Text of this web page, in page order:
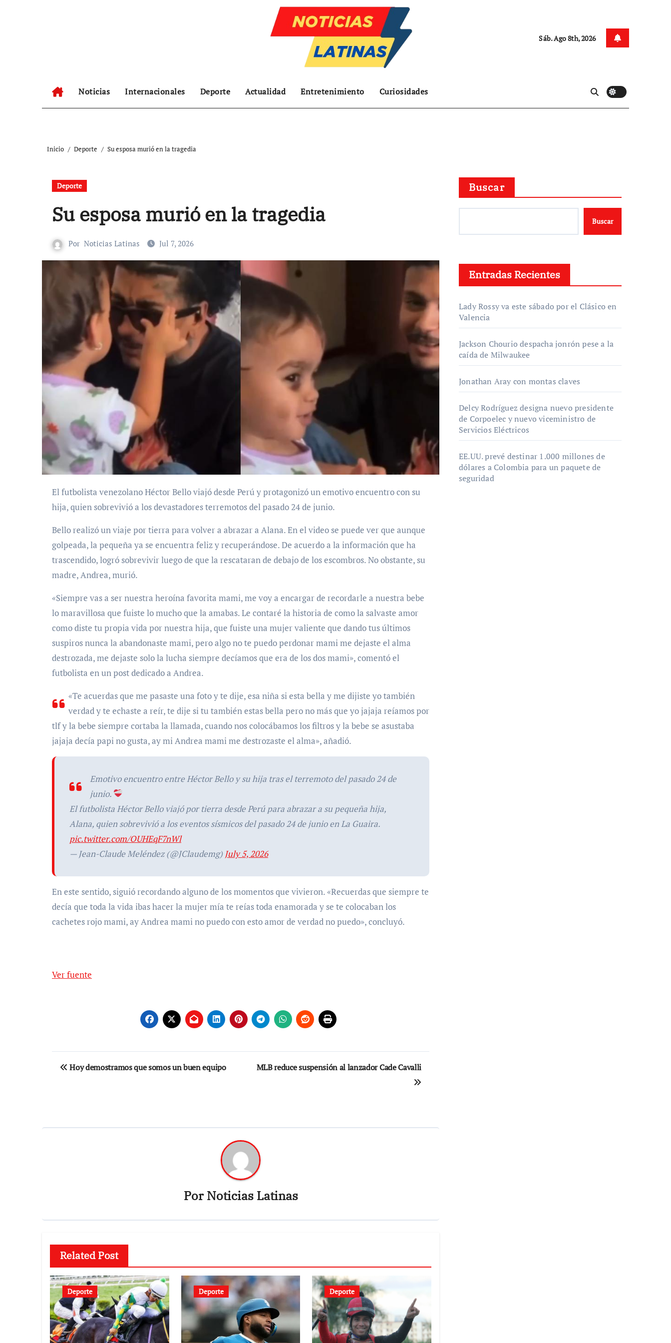
Sáb. Ago 8th, 2026
Noticias Internacionales Deporte Actualidad Entretenimiento Curiosidades
Inicio Deporte Su esposa murió en la tragedia
Deporte
Su esposa murió en la tragedia
Por Noticias Latinas Jul 7, 2026
El futbolista venezolano Héctor Bello viajó desde Perú y protagonizó un emotivo encuentro con su
hija, quien sobrevivió a los devastadores terremotos del pasado 24 de junio.
Bello realizó un viaje por tierra para volver a abrazar a Alana. En el video se puede ver que aunque
golpeada, la pequeña ya se encuentra feliz y recuperándose. De acuerdo a la información que ha
trascendido, logró sobrevivir luego de que la rescataran de debajo de los escombros. No obstante, su
madre, Andrea, murió.
«Siempre vas a ser nuestra heroína favorita mami, me voy a encargar de recordarle a nuestra bebe
lo maravillosa que fuiste lo mucho que la amabas. Le contaré la historia de como la salvaste amor
como diste tu propia vida por nuestra hija, que fuiste una mujer valiente que dando tus últimos
suspiros nunca la abandonaste mami, pero algo no te puedo perdonar mami me dejaste el alma
destrozada, me dejaste solo la lucha siempre decíamos que era de los dos mami», comentó el
futbolista en un post dedicado a Andrea.
«Te acuerdas que me pasaste una foto y te dije, esa niña si esta bella y me dijiste yo también
verdad y te echaste a reír, te dije si tu también estas bella pero no más que yo jajaja reíamos por
tlf y la bebe siempre cortaba la llamada, cuando nos colocábamos los filtros y la bebe se asustaba
jajaja decía papi no gusta, ay mi Andrea mami me destrozaste el alma», añadió.
Emotivo encuentro entre Héctor Bello y su hija tras el terremoto del pasado 24 de
junio.
El futbolista Héctor Bello viajó por tierra desde Perú para abrazar a su pequeña hija,
Alana, quien sobrevivió a los eventos sísmicos del pasado 24 de junio en La Guaira.
pic.twitter.com/OUHEqF7nWl
— Jean-Claude Meléndez (@JClaudemg) July 5, 2026
En este sentido, siguió recordando alguno de los momentos que vivieron. «Recuerdas que siempre te
decía que toda la vida ibas hacer la mujer mía te reías toda enamorada y se te colocaban los
cachetes rojo mami, ay Andrea mami no puedo con esto amor de verdad no puedo», concluyó.
Ver fuente
Navegación
Hoy demostramos que somos un buen equipo MLB reduce suspensión al lanzador Cade Cavalli
PorNoticias Latinas
Related Post
Deporte Deporte Deporte
Buscar
Buscar
Entradas Recientes
Lady Rossy va este sábado por el Clásico en
Valencia
Jackson Chourio despacha jonrón pese a la
caída de Milwaukee
Jonathan Aray con montas claves
Delcy Rodríguez designa nuevo presidente
de Corpoelec y nuevo viceministro de
Servicios Eléctricos
EE.UU. prevé destinar 1.000 millones de
dólares a Colombia para un paquete de
seguridad